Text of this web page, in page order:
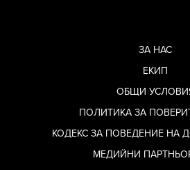
ЗА НАС
ЕКИП
ОБЩИ
ПОЛИТИКА ЗА
КОДЕКС ЗА ПОВЕДЕНИЕ НА
МЕДИЙНИ